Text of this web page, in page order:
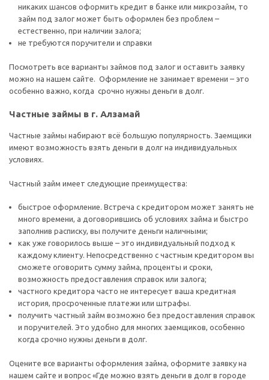
никаких шансов оформить кредит в банке или микрозайм, то
займ под залог может быть оформлен без проблем –
естественно, при наличии залога;
не требуются поручители и справки
Посмотреть все варианты займов под залог и оставить заявку
можно на нашем сайте. Оформление не занимает времени – это
особенно важно, когда срочно нужны деньги в долг.
Частные займы в г. Алзамай
Частные займы набирают всё большую популярность. Заемщики
имеют возможность взять деньги в долг на индивидуальных
условиях.
Частный займ имеет следующие преимущества:
быстрое оформление. Встреча с кредитором может занять не
много времени, а договорившись об условиях займа и быстро
заполнив расписку, вы получите деньги наличными;
как уже говорилось выше – это индивидуальный подход к
каждому клиенту. Непосредственно с частным кредитором вы
сможете оговорить сумму займа, проценты и сроки,
возможность предоставления справок или залога;
частного кредитора часто не интересует ваша кредитная
история, просроченные платежи или штрафы.
получить частный займ возможно без предоставления справок
и поручителей. Это удобно для многих заемщиков, особенно
когда срочно нужны деньги в долг.
Оцените все варианты оформления займа, оформите заявку на
нашем сайте и вопрос «Где можно взять деньги в долг в городе